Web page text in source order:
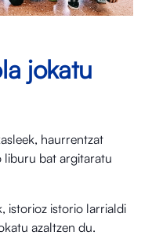
jokatu
haurrentzat
liburu bat argitaratu
istorioz istorio larrialdi
azaltzen du.